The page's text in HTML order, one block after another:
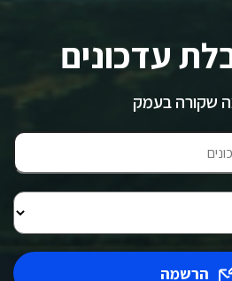
עדכונים
שקורה בעמק
הרשמה